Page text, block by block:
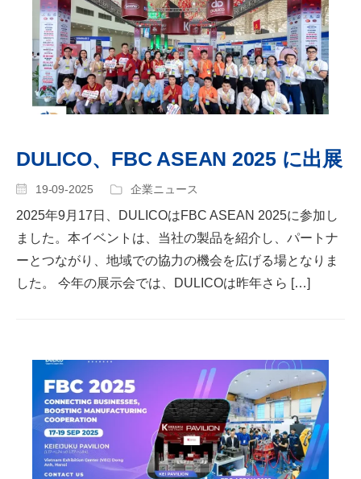
DULICO、FBC ASEAN 2025 に出展
19-09-2025 企業ニュース
2025年9月17日、DULICOはFBC ASEAN 2025に参加し
ました。本イベントは、当社の製品を紹介し、パートナ
ーとつながり、地域での協力の機会を広げる場となりま
した。 今年の展示会では、DULICOは昨年さら […]